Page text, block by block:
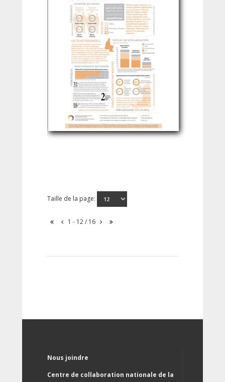
Taille de la page:
1 - 12 / 16
Nous joindre
Centre de collaboration nationale de la